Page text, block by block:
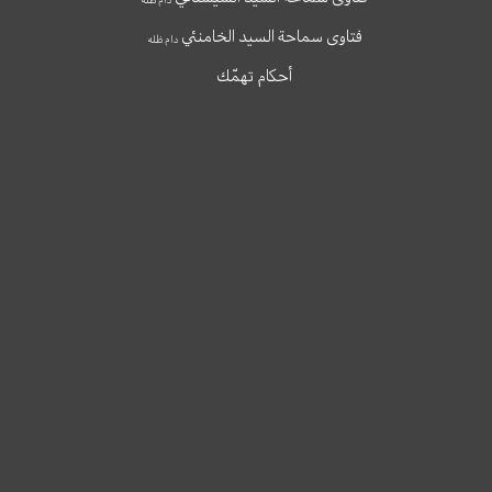
فتاوى سماحة السيد الخامنئيدام ظله
أحكام تهمّك